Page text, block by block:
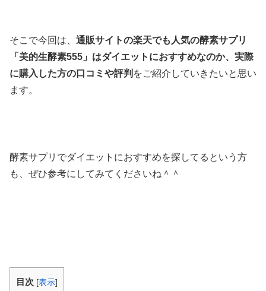
そこで今回は、 通販サイトの楽天でも人気の酵素サプリ
「美的生酵素555」はダイエットにおすすめなのか、実際
に購入した方の口コミや評判 をご紹介していきたいと思い
ます。
酵素サプリでダイエットにおすすめを探してるという方
も、ぜひ参考にしてみてくださいね＾＾
目次 [表示]